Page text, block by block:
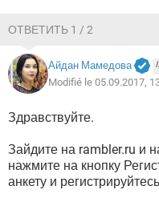
ОТВЕТИТЬ 1 / 2
Айдан Мамедова
Modifié le 05.09.2017,
Здравствуйте.
Зайдите на rambler.ru и
нажмите на кнопку
анкету и